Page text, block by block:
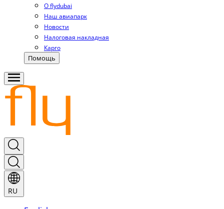
О flydubai
Наш авиапарк
Новости
Налоговая накладная
Карго
Помощь
RU